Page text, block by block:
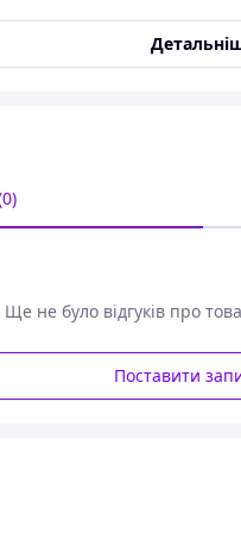
- можна створювати
ручку ковпачком,
води.Ви можете
ніж Ecoline в
технічними ручками і
Ще не було відгуків про
Поставити